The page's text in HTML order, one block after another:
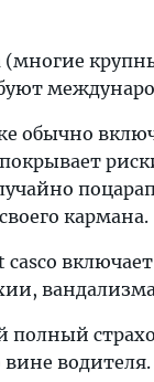
(многие
обычно
кармана.
casco
полный